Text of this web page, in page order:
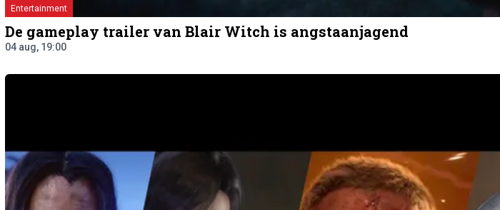
Entertainment
De gameplay trailer van Blair Witch is angstaanjagend
04 aug, 19:00